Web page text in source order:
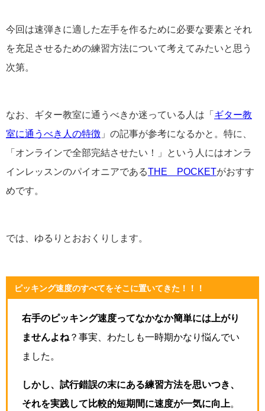
今回は速弾きに適した左手を作るために必要な要素とそれ
を充足させるための練習方法について考えてみたいと思う
次第。
なお、ギター教室に通うべきか迷っている人は「 ギター教
室に通うべき人の特徴 」の記事が参考になるかと。特に、
「オンラインで全部完結させたい！」という人にはオンラ
インレッスンのパイオニアであるTHE POCKETがおすす
めです。
では、ゆるりとおおくりします。
ピッキング速度のすべてをそこに置いてきた！！！
右手のピッキング速度ってなかなか簡単には上がり
ませんよね ？事実、わたしも一時期かなり悩んでい
ました。
しかし、試行錯誤の末にある練習方法を思いつき、
それを実践して比較的短期間に速度が一気に向上